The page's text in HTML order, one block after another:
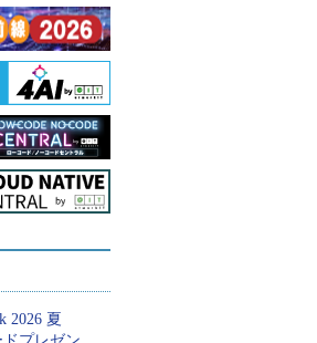
2026 夏